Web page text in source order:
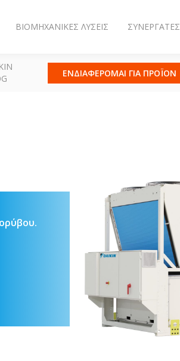
ΒΙΟΜΗΧΑΝΙΚΈΣ ΛΎΣΕΙΣ ΣΥΝΕΡΓΆΤΕΣ
ΕΝΔΙΑΦΕΡΟΜΑΙ ΓΙΑ ΠΡΟΪΟΝ